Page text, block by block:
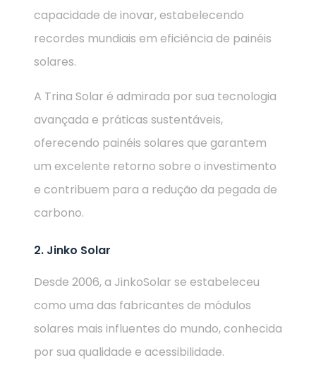
capacidade de inovar, estabelecendo
recordes mundiais em eficiência de painéis
solares.
A Trina Solar é admirada por sua tecnologia
avançada e práticas sustentáveis,
oferecendo painéis solares que garantem
um excelente retorno sobre o investimento
e contribuem para a redução da pegada de
carbono.
2. Jinko Solar
Desde 2006, a JinkoSolar se estabeleceu
como uma das fabricantes de módulos
solares mais influentes do mundo, conhecida
por sua qualidade e acessibilidade.